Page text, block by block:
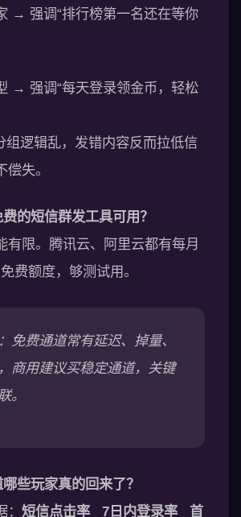
→ 强调“排行榜第一名还在等你
→ 强调“每天登录领金币，轻松
组逻辑乱，发错内容反而拉低信
失。
的短信群发工具可用？
有限。腾讯云、阿里云都有每月
费额度，够测试用。
免费通道常有延迟、掉量、
商用建议买稳定通道，关键
。
些玩家真的回来了？
短信点击率 7日内登录率
首